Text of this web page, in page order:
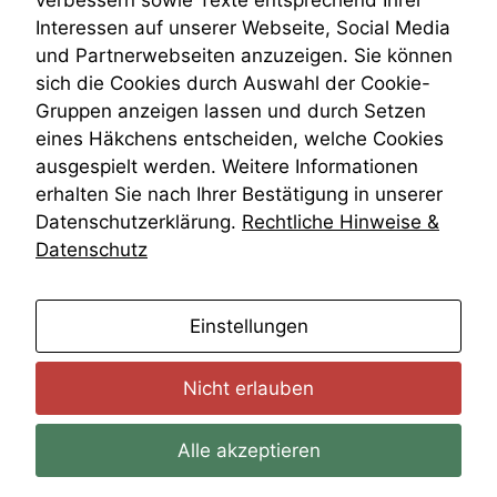
Wiederherstellungsanordnung
Zivilprozessordnung
ZPO
Zustellfiktion
Zuständigkeit
Öffentliches Personalrecht
Öffentlichkeitsprinzip
Interessen auf unserer Webseite, Social Media
und Partnerwebseiten anzuzeigen. Sie können
sich die Cookies durch Auswahl der Cookie-
Gruppen anzeigen lassen und durch Setzen
eines Häkchens entscheiden, welche Cookies
ausgespielt werden. Weitere Informationen
erhalten Sie nach Ihrer Bestätigung in unserer
Datenschutzerklärung. Rechtliche Hinweise &
Datenschutz
Einstellungen
Nicht erlauben
Alle akzeptieren